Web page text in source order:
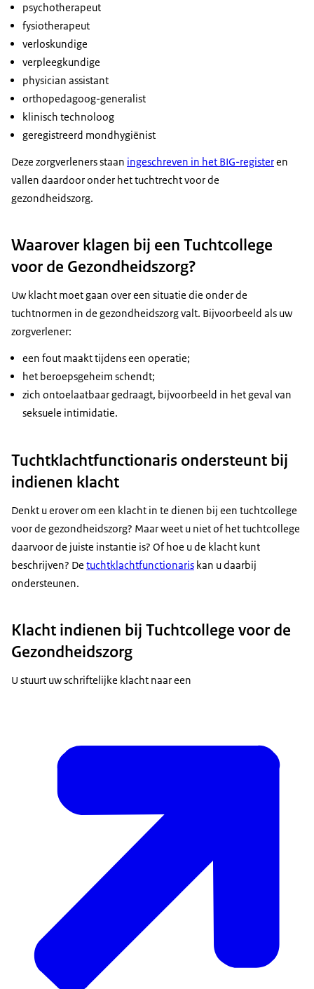
psychotherapeut
fysiotherapeut
verloskundige
verpleegkundige
physician assistant
orthopedagoog-generalist
klinisch technoloog
geregistreerd mondhygiënist
Deze zorgverleners staan ingeschreven in het BIG-registeren
vallen daardoor onder het tuchtrecht voor de
gezondheidszorg.
Waarover klagen bij een Tuchtcollege
voor de Gezondheidszorg?
Uw klacht moet gaan over een situatie die onder de
tuchtnormen in de gezondheidszorg valt. Bijvoorbeeld als uw
zorgverlener:
een fout maakt tijdens een operatie;
het beroepsgeheim schendt;
zich ontoelaatbaar gedraagt, bijvoorbeeld in het geval van
seksuele intimidatie.
Tuchtklachtfunctionaris ondersteunt bij
indienen klacht
Denkt u erover om een klacht in te dienen bij een tuchtcollege
voor de gezondheidszorg? Maar weet u niet of het tuchtcollege
daarvoor de juiste instantie is? Of hoe u de klacht kunt
beschrijven? De tuchtklachtfunctionaris kan u daarbij
ondersteunen.
Klacht indienen bij Tuchtcollege voor de
Gezondheidszorg
U stuurt uw schriftelijke klacht naar een